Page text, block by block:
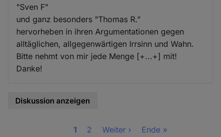
"Sven F"
und ganz besonders "Thomas R."
hervorheben in ihren Argumentationen gegen
alltäglichen, allgegenwärtigen Irrsinn und Wahn.
Bitte nehmt von mir jede Menge [+...+] mit!
Danke!
Diskussion anzeigen
Seite
1 Seite
2
Nächste
Weiter ›
Letzte
Ende »